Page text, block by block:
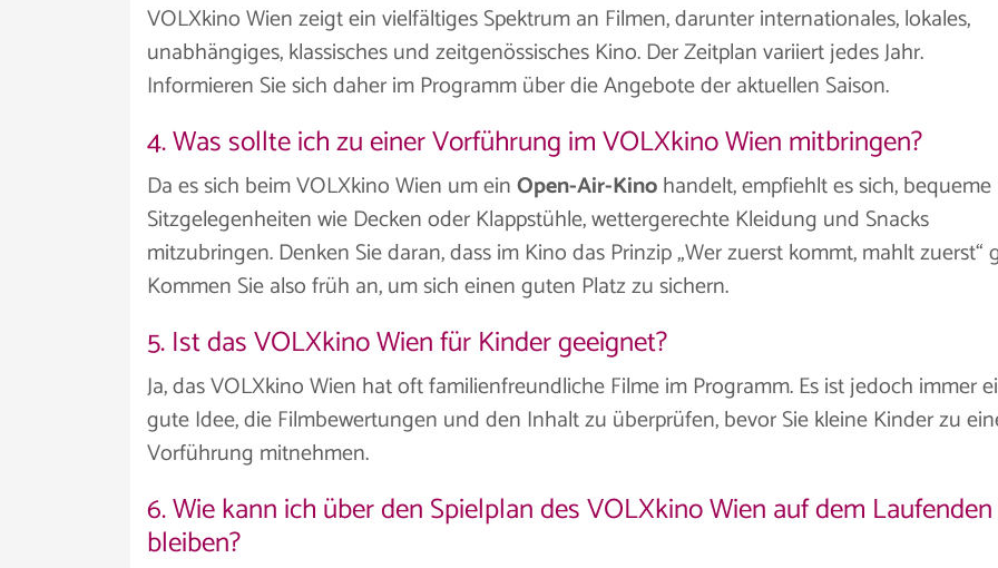
VOLXkino Wien zeigt ein vielfältiges Spektrum an Filmen, darunter internationales, lokales,
unabhängiges, klassisches und zeitgenössisches Kino. Der Zeitplan variiert jedes Jahr.
Informieren Sie sich daher im Programm über die Angebote der aktuellen Saison.
4. Was sollte ich zu einer Vorführung im VOLXkino Wien mitbringen?
Da es sich beim VOLXkino Wien um einOpen-Air-Kinohandelt, empfiehlt es sich, bequeme
Sitzgelegenheiten wie Decken oder Klappstühle, wettergerechte Kleidung und Snacks
mitzubringen. Denken Sie daran, dass im Kino das Prinzip „Wer zuerst kommt, mahlt zuerst“
Kommen Sie also früh an, um sich einen guten Platz zu sichern.
5. Ist das VOLXkino Wien für Kinder geeignet?
Ja, das VOLXkino Wien hat oft familienfreundliche Filme im Programm. Es ist jedoch immer
gute Idee, die Filmbewertungen und den Inhalt zu überprüfen, bevor Sie kleine Kinder zu
Vorführung mitnehmen.
6. Wie kann ich über den Spielplan des VOLXkino Wien auf dem Laufenden
bleiben?